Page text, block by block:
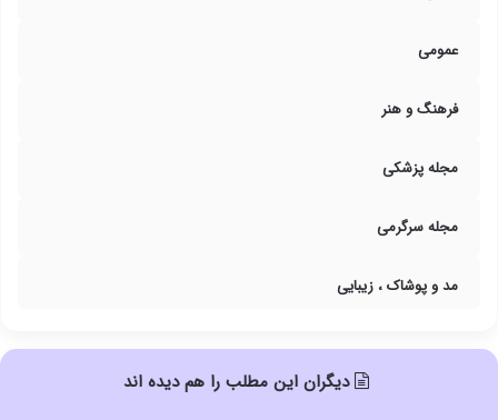
عمومی
فرهنگ و هنر
مجله پزشکی
مجله سرگرمی
مد و پوشاک ، زیبایی
دیگران این مطلب را هم دیده اند